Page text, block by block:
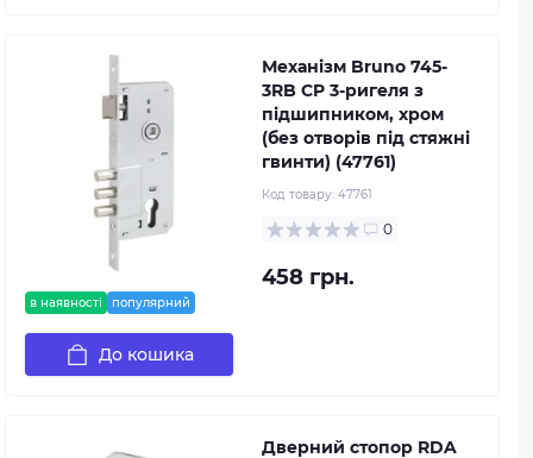
в наявності популярний
Механізм Bruno 745-
3RB CP 3-ригеля з
підшипником, хром
(без отворів під стяжні
гвинти) (47761)
Код товару: 47761
0
458 грн.
До кошика
Дверний стопор RDA